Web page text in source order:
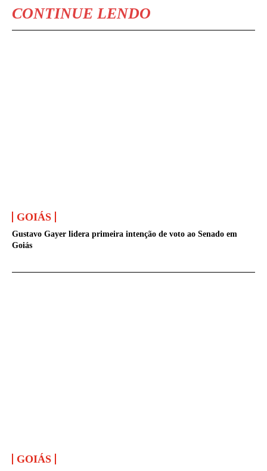
CONTINUE LENDO
GOIÁS
Gustavo Gayer lidera primeira intenção de voto ao Senado em
Goiás
GOIÁS